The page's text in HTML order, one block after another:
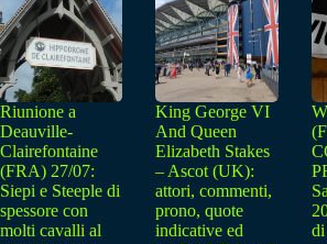
Riunione a
Deauville-
Clairefontaine
(FRA) 27/07:
Siepi e Steeple di
spessore con
molti cavalli al
King George VI
And Queen
Elizabeth Stakes
– Ascot (UK):
attori, commenti,
prono, quote
indicative ed
di